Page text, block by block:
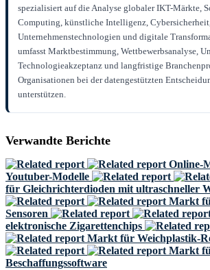
spezialisiert auf die Analyse globaler IKT-Märkte,
Computing, künstliche Intelligenz,
Unternehmenstechnologien und digitale
umfasst Marktbestimmung, Wettbewerbsanalyse,
Technologieakzeptanz und langfristige
Organisationen bei der datengestützten
unterstützen.
Verwandte Berichte
Online-
Youtuber-Modelle
für Gleichrichterdioden mit ultraschneller
Markt
Sensoren
elektronische Zigarettenchips
Markt für Weichplastik-
Markt
Beschaffungssoftware